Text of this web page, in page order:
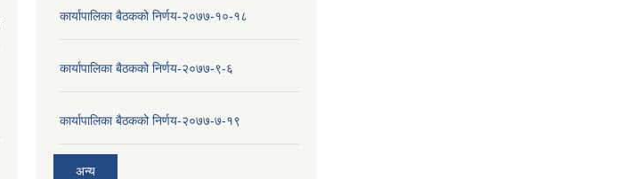
कार्यापालिका बैठकको निर्णय-२०७७-१०-१८
कार्यापालिका बैठकको निर्णय-२०७७-९-६
कार्यापालिका बैठकको निर्णय-२०७७-७-१९
अन्य